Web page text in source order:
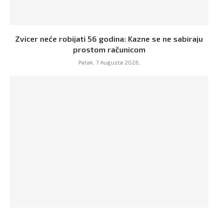
Zvicer neće robijati 56 godina: Kazne se ne sabiraju
prostom računicom
Petak, 7 Augusta 2026,